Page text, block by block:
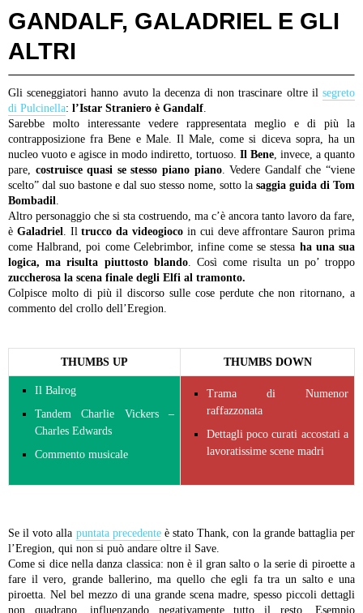
GANDALF, GALADRIEL E GLI
ALTRI
Gli sceneggiatori hanno avuto la decenza di non trascinare oltre il segreto
di Pulcinella: l’Istar Straniero è Gandalf
Sarebbe molto interessante vedere rappresentata meglio e di più la
contrapposizione fra Bene e Male. Il Male, come si diceva sopra, ha un
nucleo vuoto e agisce in modo indiretto, tortuoso. Il Bene , invece, a quanto
pare, costruisce quasi se stesso piano piano. Vedere Gandalf che “viene
scelto” dal suo bastone e dal suo stesso nome, sotto la saggia guida di Tom
Bombadil
Altro personaggio che si sta costruendo, ma c’è ancora tanto lavoro da fare,
è Galadriel . Iltrucco da videogioco in cui deve affrontare Sauron prima
come Halbrand, poi come Celebrimbor, infine come se stessa ha una sua
logica, ma risulta piuttosto blando. Così come risulta un po’ troppo
zuccherosa la scena finale degli Elfi al tramonto.
Colpisce molto di più il discorso sulle cose perdute che non ritornano, a
commento del crollo dell’Eregion.
THUMBS UP THUMBS DOWN
Il Balrog
Tandem Charlie Vickers –
Charles Edwards
Commento musicale
Trama di Numenor
raffazzonata
Dettagli poco curati accostati a
lavoratissime scene madri
Se il voto alla puntata precedenteè stato Thank, con la grande battaglia per
l’Eregion, qui non si può andare oltre il Save.
Come si dice nella danza classica: non è il gran salto o la serie di piroette a
fare il vero, grande ballerino, ma quello che egli fa tra un salto e una
piroetta. Nel bel mezzo di una grande scena madre, spesso piccoli dettagli
non quadrano, influenzando negativamente tutto il resto. Esempio